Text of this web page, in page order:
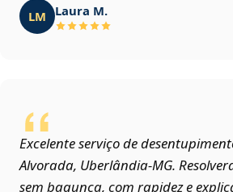
LM Laura M.
Excelente serviço de
Alvorada, Uberlândia‑MG.
sem bagunça, com rapidez e